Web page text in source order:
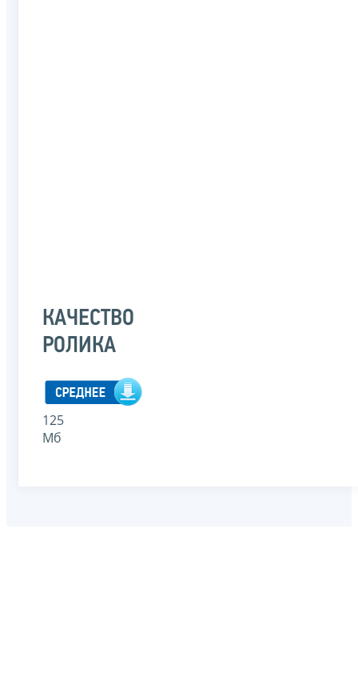
КАЧЕСТВО
РОЛИКА
125
Мб